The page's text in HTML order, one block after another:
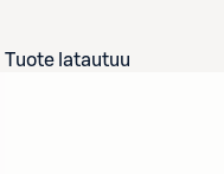
Tuote latautuu